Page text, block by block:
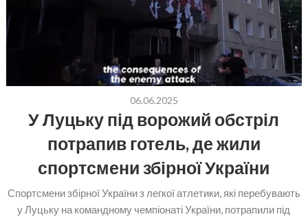
06.06.2025
У Луцьку під ворожий обстріл
потрапив готель, де жили
спортсмени збірної України
Спортсмени збірної України з легкої атлетики, які перебувають
у Луцьку на командному чемпіонаті України, потрапили під